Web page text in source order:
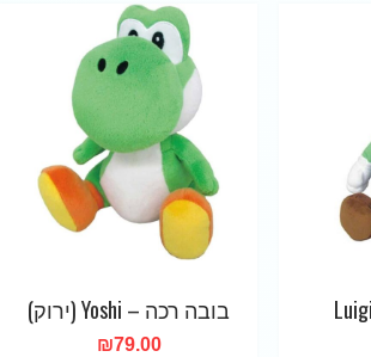
בובה רכה – Yoshi (ירוק)
₪79.00